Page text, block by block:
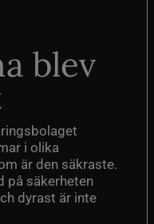
blev
i olika
är den säkraste.
på säkerheten
dyrast är inte